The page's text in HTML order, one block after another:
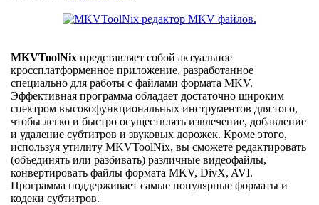
MKVToolNix представляет собой актуальное
кроссплатформенное приложение, разработанное
специально для работы с файлами формата MKV.
Эффективная программа обладает достаточно широким
спектром высокофункциональных инструментов для того,
чтобы легко и быстро осуществлять извлечение, добавление
и удаление субтитров и звуковых дорожек. Кроме этого,
используя утилиту MKVToolNix, вы сможете редактировать
(объединять или разбивать) различные видеофайлы,
конвертировать файлы формата MKV, DivX, AVI.
Программа поддерживает самые популярные форматы и
кодеки субтитров.